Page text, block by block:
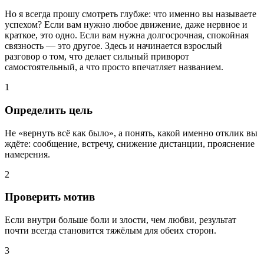
Но я всегда прошу смотреть глубже: что именно вы называете
успехом? Если вам нужно любое движение, даже нервное и
краткое, это одно. Если вам нужна долгосрочная, спокойная
связность — это другое. Здесь и начинается взрослый
разговор о том, что делает сильный приворот
самостоятельный, а что просто впечатляет названием.
1
Определить цель
Не «вернуть всё как было», а понять, какой именно отклик вы
ждёте: сообщение, встречу, снижение дистанции, прояснение
намерения.
2
Проверить мотив
Если внутри больше боли и злости, чем любви, результат
почти всегда становится тяжёлым для обеих сторон.
3